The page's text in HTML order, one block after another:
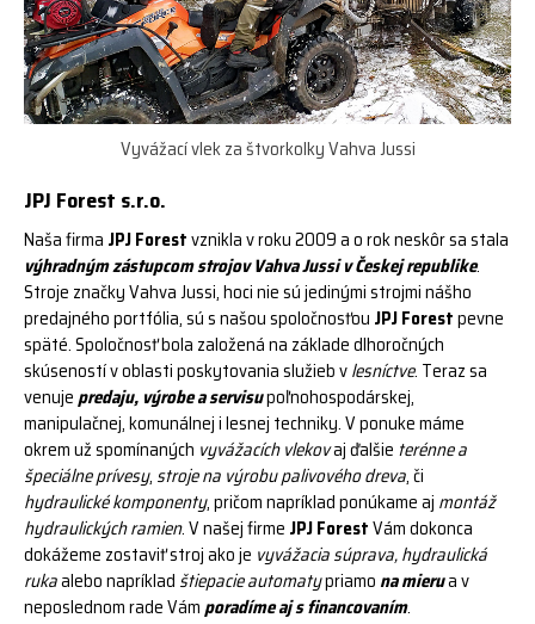
Vyvážací vlek za štvorkolky Vahva Jussi
JPJ Forest s.r.o.
Naša firma JPJ Forestvznikla v roku 2009 a o rok neskôr sa stala
výhradným zástupcom strojov Vahva Jussi v Českej republike.
Stroje značky Vahva Jussi, hoci nie sú jedinými strojmi nášho
predajného portfólia, sú s našou spoločnosťou JPJ Forestpevne
späté. Spoločnosť bola založená na základe dlhoročných
skúseností v oblasti poskytovania služieb vlesníctve. Teraz sa
venujepredaju, výrobe a servisupoľnohospodárskej,
manipulačnej, komunálnej i lesnej techniky. V ponuke máme
okrem už spomínaných vyvážacích vlekovaj ďalšie terénne a
špeciálne prívesy, stroje na výrobu palivového dreva, či
hydraulické komponenty, pričom napríklad ponúkame aj montáž
hydraulických ramien. V našej firme JPJ ForestVám dokonca
dokážeme zostaviť stroj ako je vyvážacia súprava, hydraulická
rukaalebo napríklad štiepacie automatypriamo na mierua v
neposlednom rade Vámporadíme aj s financovaním.